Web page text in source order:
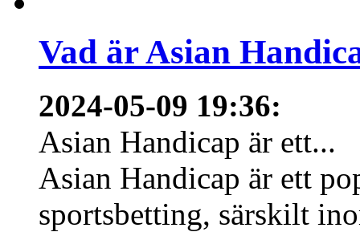
Vad är Asian
2024-05-09 19:36:
Asian Handicap är ett...
Asian Handicap är ett
sportsbetting, särskilt